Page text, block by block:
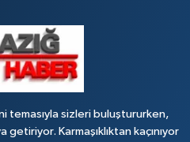
temasıyla sizleri buluştururken,
Karmaşıklıktan kaçınıyor